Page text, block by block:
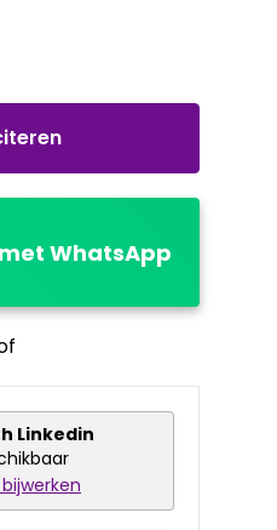
WhatsApp
Linkedin